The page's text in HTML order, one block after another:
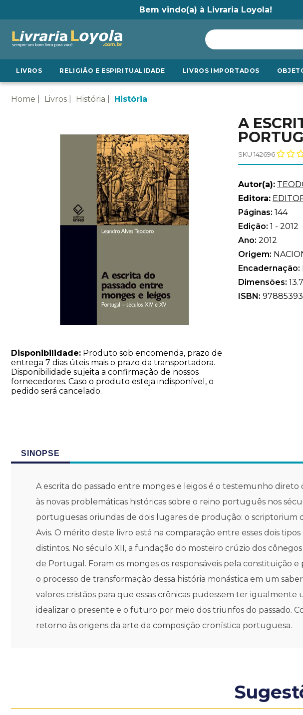
Bem vindo(a) à Livraria Loyola!
LIVROS RELIGIÃO E ESPIRITUALIDADE LIVROS IMPORTADOS
Home Livros História História
Disponibilidade: Produto sob encomenda, prazo de
entrega 7 dias úteis mais o prazo da transportadora.
Disponibilidade sujeita a confirmação de nossos
fornecedores. Caso o produto esteja indisponível, o
pedido será cancelado.
A
SKU 142696
Autor(a):
Editora:
Páginas: 144
Edição: 1 - 2012
Ano: 2012
Origem:
Encadernação:
Dimensões:
ISBN:
SINOPSE
A escrita do passado entre monges e leigos é o testemunho
às novas problemáticas históricas sobre o reino português nos
portuguesas oriundas de dois lugares de produção: o scriptorium
Avis. O mérito deste livro está na comparação entre esses dois
distintos. No século XII, a fundação do mosteiro crúzio dos
de Portugal. Foram os monges os responsáveis pela constituição
o processo de transformação dessa história monástica em um
valores cristãos para que essas crônicas pudessem ter
idealizar o presente e o futuro por meio dos triunfos do passado.
retorno às origens da arte da composição cronística portuguesa.